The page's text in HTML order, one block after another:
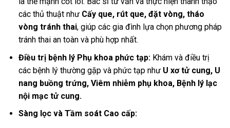
các thủ thuật như Cấy que, rút que, đặt vòng, tháo
vòng tránh thai, giúp các gia đình lựa chọn phương pháp
tránh thai an toàn và phù hợp nhất.
Điều trị bệnh lý Phụ khoa phức tạp:Khám và điều trị
các bệnh lý thường gặp và phức tạp như U xơ tử cung, U
nang buồng trứng, Viêm nhiễm phụ khoa, Bệnh lý lạc
nội mạc tử cung.
Sàng lọc và Tầm soát Cao cấp: